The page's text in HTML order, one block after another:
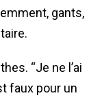
gants,
“Je ne l’ai
faux pour un